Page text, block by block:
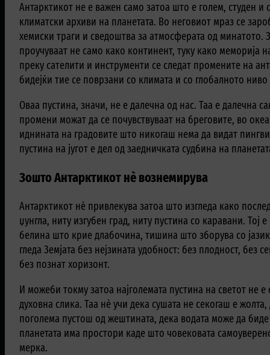
Антарктикот не е важен само затоа што е голем, студен и
климатски архиви на планетата. Во неговиот мраз се
хемиски траги и сведоштва за атмосферата од минатото.
проучуваат не само како континент, туку како меморија
преку сателити и инструменти се следат промените на
бидејќи тие се поврзани со климата и со глобалното
Оваа пустина, значи, не е далечна од нас. Таа е далечна
промени можат да се почувствуваат на бреговите, во
иднината на градовите што никогаш нема да видат
пустина на југот е дел од заедничката судбина на
Зошто Антарктикот нè вознемирува
Антарктикот нè привлекува затоа што изгледа како
џунгла, ниту изгубен град, ниту пустина со каравани.
белина што крие длабочина, тишина што зборува со
гледа Земјата без нејзината удобност: без плодност, без
без познат хоризонт.
И можеби токму затоа најголемата пустина на светот не
духовна слика. Таа нè учи дека сушата не секогаш е
поголема пустош од жештината, дека водата може да
планетата има простори каде што човековата
мерка.